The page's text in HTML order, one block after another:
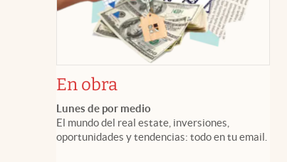
En obra
Lunes de por medio
El mundo del real estate, inversiones,
oportunidades y tendencias: todo en tu email.